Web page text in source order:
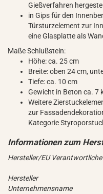
Gießverfahren
in Gips für den
Türsturzelement zur
eine Glasplatte als
Maße Schlußstein:
Höhe: ca. 25 cm
Breite: oben 24 cm,
Tiefe: ca. 10 cm
Gewicht in Beton ca. 7
Weitere
zur
Kategorie
Hersteller/EU
Hersteller
Unternehmensname